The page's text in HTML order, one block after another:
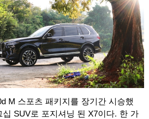
M 스포츠 패키지를 장기간 시승했
십 SUV로 포지셔닝 된 X7이다. 한 가